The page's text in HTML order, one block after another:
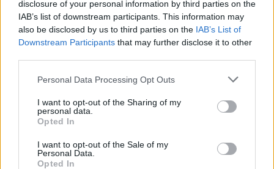
disclosure of your personal information by third parties on the
IAB’s list of downstream participants. This information may
also be disclosed by us to third parties on the IAB’s List of
Downstream Participants that may further disclose it to other
Please note that this website/app uses one or more Google
not limited to your visit or usage behaviour. You may click to
grant or deny consent to Google and its third-party tags to
use your data for below specified purposes in below Google
consent section.
Personal Data Processing Opt Outs
I want to opt-out of the Sharing of my
personal data.
Opted In
I want to opt-out of the Sale of my
Personal Data.
Opted In
„Nincs az embereknek elég pénze” – Egy
jászapáti gazda a nehézségeiről beszélt Dobrev
Klárának
Demokratikus Koalíció
elnöke a napokban
Jászapátiban, a helyi
egy termelővel, aki